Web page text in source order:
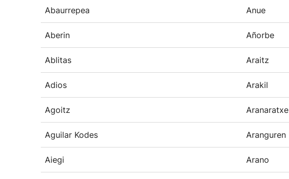
Abaurrepea Anue
Aberin Añorbe
Ablitas Araitz
Adios Arakil
Agoitz Aranaratxe
Aguilar Kodes Aranguren
Aiegi Arano